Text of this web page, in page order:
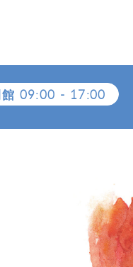
09:00 - 17:00